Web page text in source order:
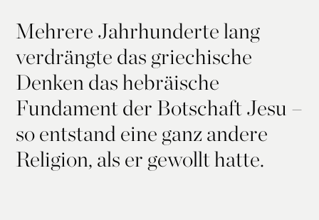
Mehrere Jahrhunderte lang
verdrängte das griechische
Denken das hebräische
Fundament der Botschaft Jesu –
so entstand eine ganz andere
Religion, als er gewollt hatte.